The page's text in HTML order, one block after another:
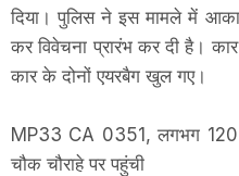
दिया। पुलिस ने इस मामले में
कर विवेचना प्रारंभ कर दी है।
कार के दोनों एयरबैग खुल गए।
MP33 CA 0351, लगभग 120
चौक चौराहे पर पहुंची